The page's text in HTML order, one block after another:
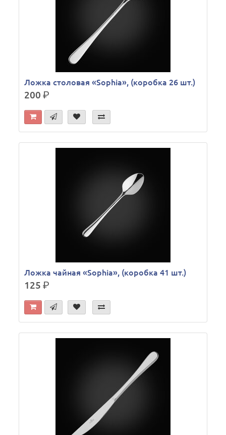
Ложка столовая «Sophia», (коробка 26 шт.)
200р.
Ложка чайная «Sophia», (коробка 41 шт.)
125р.